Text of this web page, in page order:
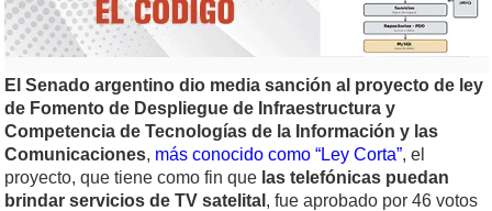
El Senado argentino dio media sanción al proyecto de ley
de Fomento de Despliegue de Infraestructura y
Competencia de Tecnologías de la Información y las
Comunicaciones, más conocido como “Ley Corta”, el
proyecto, que tiene como fin que las telefónicas puedan
brindar servicios de TV satelital , fue aprobado por 46 votos